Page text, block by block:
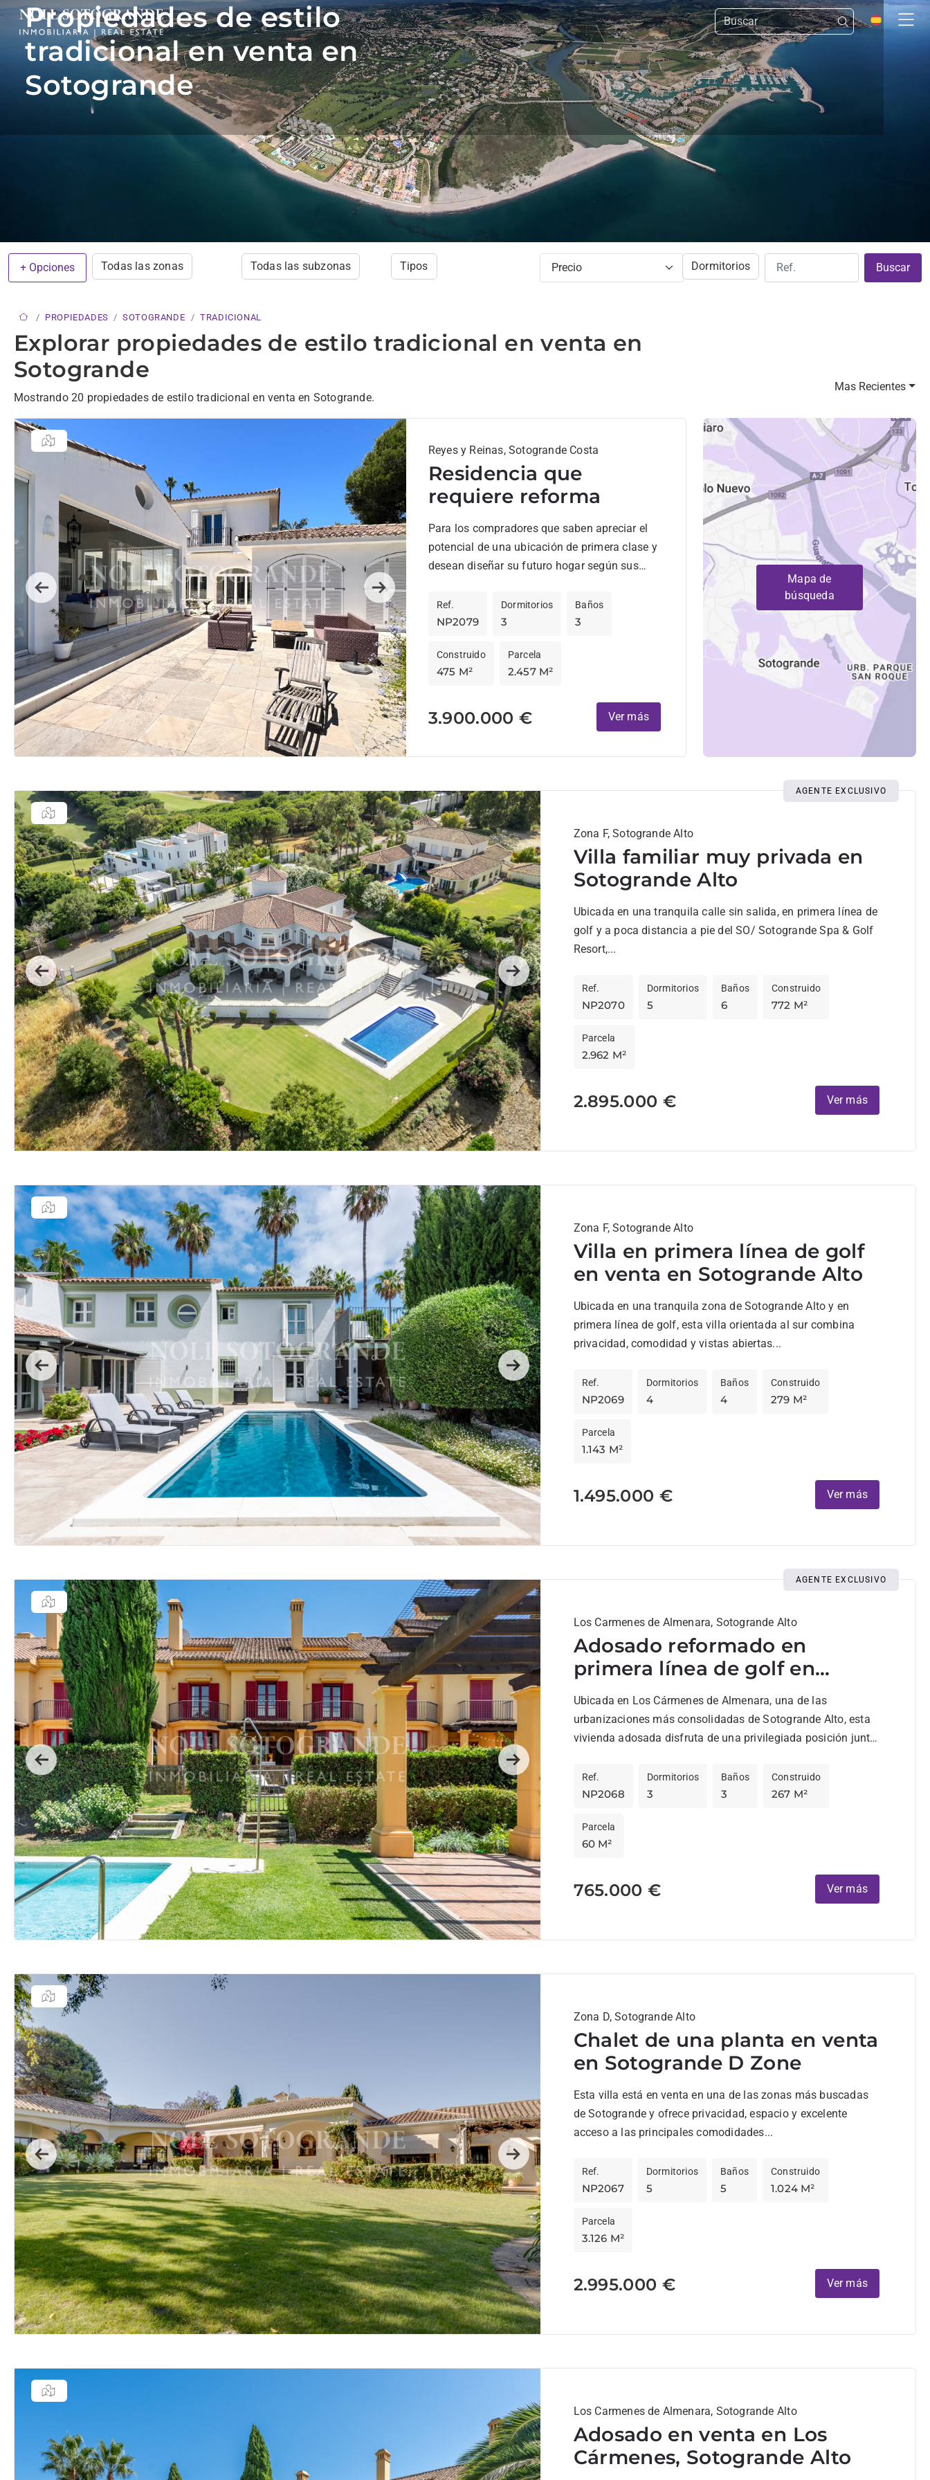
Propiedades de estilo
tradicional en venta en
Sotogrande
+ Opciones Todas las zonas Todas las subzonas Tipos Precio Dormitorios Buscar
PROPIEDADES SOTOGRANDE TRADICIONAL
Explorar propiedades de estilo tradicional en venta en
Sotogrande
Mostrando 20 propiedades de estilo tradicional en venta en Sotogrande.
Mas Recientes
Previous Next
Reyes y Reinas, Sotogrande Costa
Residencia que
requiere reforma
Para los compradores que saben apreciar el
potencial de una ubicación de primera clase y
desean diseñar su futuro hogar según sus
NP2079
Ref.
3
Dormitorios
3
Baños
475 M²
Construido
2.457 M²
Parcela
3.900.000 € Ver más
Mapa de
búsqueda
Previous Next
AGENTE EXCLUSIVO
Zona F, Sotogrande Alto
Villa familiar muy privada en
Sotogrande Alto
Ubicada en una tranquila calle sin salida, en primera línea de
golf y a poca distancia a pie del SO/ Sotogrande Spa & Golf
Resort,...
NP2070
Ref.
5
Dormitorios
6
Baños
772 M²
Construido
2.962 M²
Parcela
2.895.000 € Ver más
Previous Next
Zona F, Sotogrande Alto
Villa en primera línea de golf
en venta en Sotogrande Alto
Ubicada en una tranquila zona de Sotogrande Alto y en
primera línea de golf, esta villa orientada al sur combina
privacidad, comodidad y vistas abiertas...
NP2069
Ref.
4
Dormitorios
4
Baños
279 M²
Construido
1.143 M²
Parcela
1.495.000 € Ver más
Previous Next
AGENTE EXCLUSIVO
Los Carmenes de Almenara, Sotogrande Alto
Adosado reformado en
primera línea de golf en
Sotogrande Alto
Ubicada en Los Cármenes de Almenara, una de las
urbanizaciones más consolidadas de Sotogrande Alto, esta
vivienda adosada disfruta de una privilegiada posición junto
NP2068
Ref.
3
Dormitorios
3
Baños
267 M²
Construido
60 M²
Parcela
765.000 € Ver más
Previous Next
Zona D, Sotogrande Alto
Chalet de una planta en venta
en Sotogrande D Zone
Esta villa está en venta en una de las zonas más buscadas
de Sotogrande y ofrece privacidad, espacio y excelente
acceso a las principales comodidades...
NP2067
Ref.
5
Dormitorios
5
Baños
1.024 M²
Construido
3.126 M²
Parcela
2.995.000 € Ver más
Los Carmenes de Almenara, Sotogrande Alto
Adosado en venta en Los
Cármenes, Sotogrande Alto